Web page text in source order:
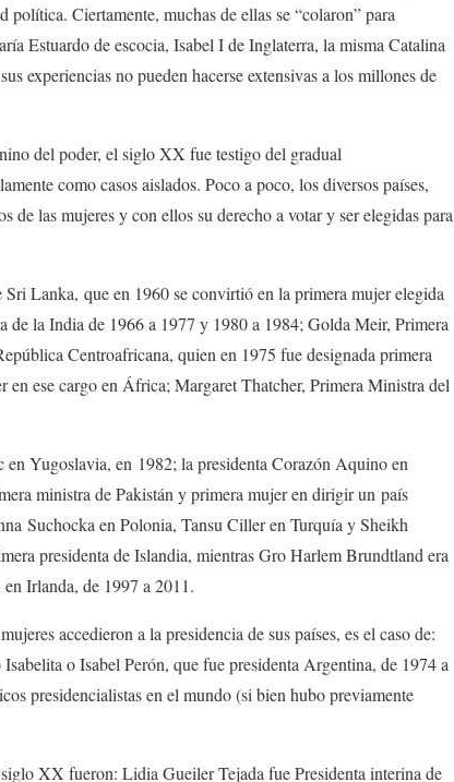
Ciertamente, muchas de ellas se “colaron” para
Estuardo de escocia, Isabel I de Inglaterra, la misma Catalina
experiencias no pueden hacerse extensivas a los millones de
del poder, el siglo XX fue testigo del gradual
como casos aislados. Poco a poco, los diversos países,
las mujeres y con ellos su derecho a votar y ser elegidas para
Lanka, que en 1960 se convirtió en la primera mujer elegida
la India de 1966 a 1977 y 1980 a 1984; Golda Meir, Primera
Centroafricana, quien en 1975 fue designada primera
ese cargo en África; Margaret Thatcher, Primera Ministra del
Yugoslavia, en 1982; la presidenta Corazón Aquino en
ministra de Pakistán y primera mujer en dirigir un país
Suchocka en Polonia, Tansu Ciller en Turquía y Sheikh
presidenta de Islandia, mientras Gro Harlem Brundtland era
Irlanda, de 1997 a 2011.
accedieron a la presidencia de sus países, es el caso de:
o Isabel Perón, que fue presidenta Argentina, de 1974 a
presidencialistas en el mundo (si bien hubo previamente
XX fueron: Lidia Gueiler Tejada fue Presidenta interina de